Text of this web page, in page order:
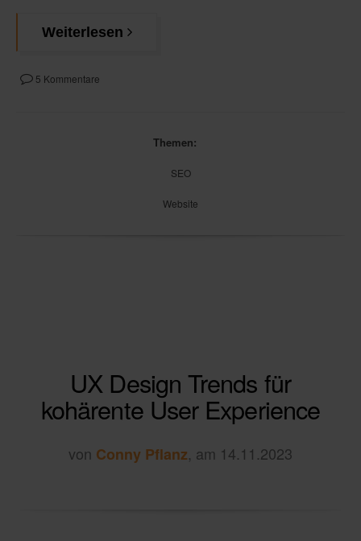
Weiterlesen
5 Kommentare
Themen:
SEO
Website
UX Design Trends für
kohärente User Experience
von Conny Pflanz, am 14.11.2023